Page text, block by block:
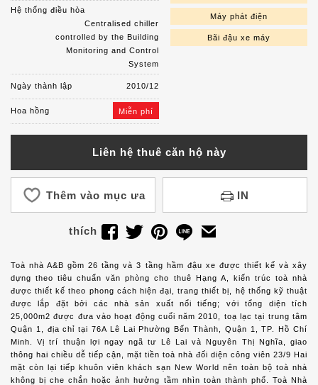
Hệ thống điều hòa
Centralised chiller
controlled by the Building
Monitoring and Control
System
Ngày thành lập 2010/12
Hoa hồng Miễn phí
Máy phát điện
Bãi đậu xe máy
Liên hệ thuê căn hộ này
Thêm vào mục ưa
thích
IN
Toà nhà A&B gồm 26 tầng và 3 tầng hầm đậu xe được thiết kế và xây
dựng theo tiêu chuẩn văn phòng cho thuê Hạng A, kiến trúc toà nhà
được thiết kế theo phong cách hiện đại, trang thiết bị, hệ thống kỹ thuật
được lắp đặt bởi các nhà sản xuất nổi tiếng; với tổng diện tích
25,000m2 được đưa vào hoạt động cuối năm 2010, toạ lạc tại trung tâm
Quận 1, địa chỉ tại 76A Lê Lai Phường Bến Thành, Quận 1, TP. Hồ Chí
Minh. Vị trí thuận lợi ngay ngã tư Lê Lai và Nguyên Thị Nghĩa, giao
thông hai chiều dễ tiếp cận, mặt tiền toà nhà đối diện công viên 23/9 Hai
mặt còn lại tiếp khuôn viên khách sạn New World nên toàn bộ toà nhà
không bị che chắn hoặc ảnh hưởng tầm nhìn toàn thành phố. Toà Nhà